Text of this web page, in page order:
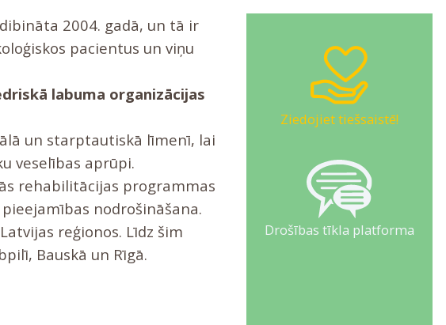
Ziedojiet tiešsaistē!
Drošības tīkla platforma
2004. gadā, un tā ir
pacientus un viņu
labuma organizācijas
un starptautiskā līmenī, lai
veselības aprūpi.
rehabilitācijas programmas
nodrošināšana.
reģionos. Līdz šim
Bauskā un Rīgā.